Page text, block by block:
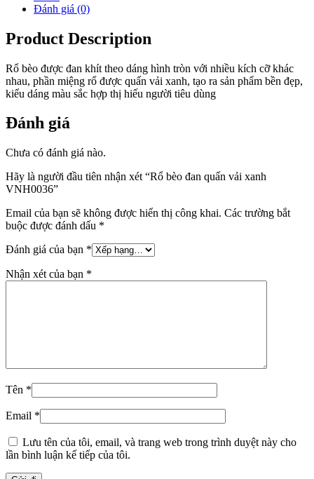
Đánh giá (0)
Product Description
Rổ bèo được đan khít theo dáng hình tròn với nhiều kích cỡ khác
nhau, phần miệng rổ được quấn vải xanh, tạo ra sản phẩm bền đẹp,
kiểu dáng màu sắc hợp thị hiếu người tiêu dùng
Đánh giá
Chưa có đánh giá nào.
Hãy là người đầu tiên nhận xét “Rổ bèo đan quấn vải xanh
VNH0036”
Email của bạn sẽ không được hiển thị công khai. Các trường bắt
buộc được đánh dấu *
Đánh giá của bạn *
Nhận xét của bạn *
Tên *
Email *
Lưu tên của tôi, email, và trang web trong trình duyệt này cho
lần bình luận kế tiếp của tôi.